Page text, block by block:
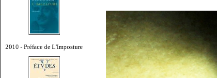
2010 - Préface de L'Imposture